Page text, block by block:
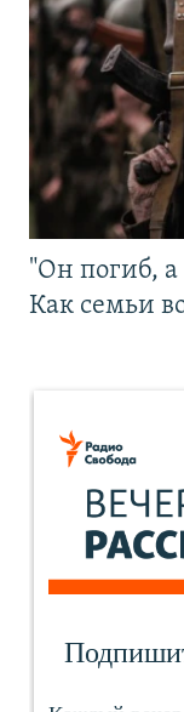
"Он погиб, а
Как семьи